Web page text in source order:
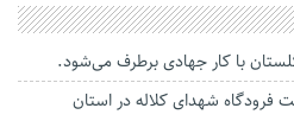
شهدای کلاله در استان